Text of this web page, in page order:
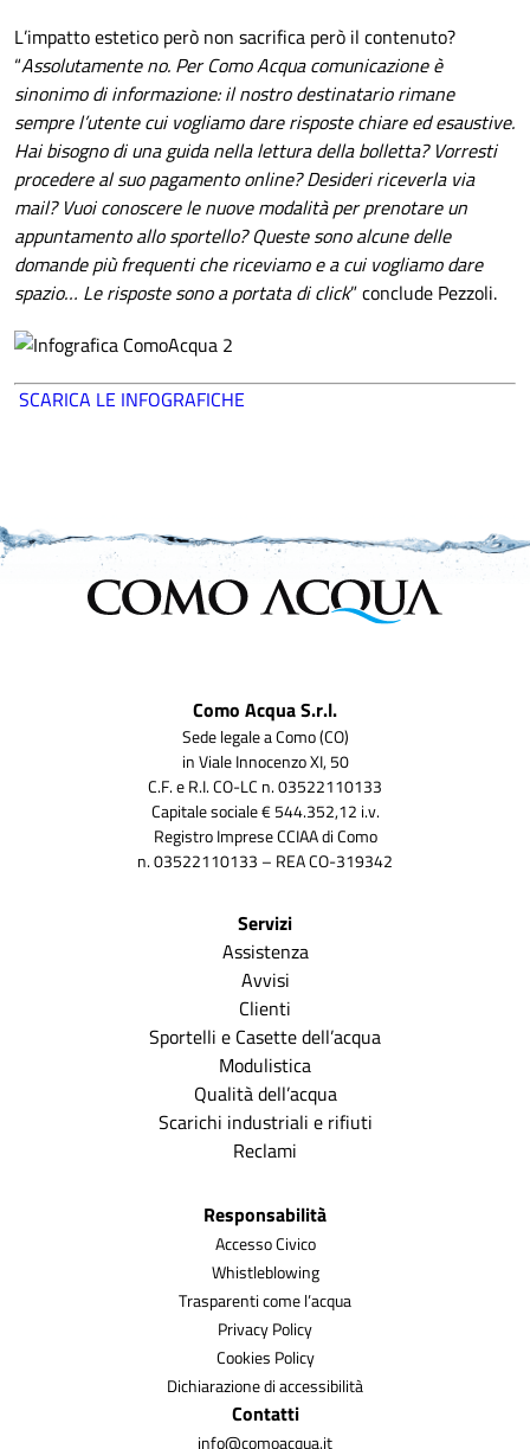
L’impatto estetico però non sacrifica però il contenuto?
“Assolutamente no. Per Como Acqua comunicazione è
sinonimo di informazione: il nostro destinatario rimane
sempre l’utente cui vogliamo dare risposte chiare ed esaustive.
Hai bisogno di una guida nella lettura della bolletta? Vorresti
procedere al suo pagamento online? Desideri riceverla via
mail? Vuoi conoscere le nuove modalità per prenotare un
appuntamento allo sportello? Queste sono alcune delle
domande più frequenti che riceviamo e a cui vogliamo dare
spazio… Le risposte sono a portata di click” conclude Pezzoli.
SCARICA LE INFOGRAFICHE
Como Acqua S.r.l.
Sede legale a Como (CO)
in Viale Innocenzo XI, 50
C.F. e R.I. CO-LC n. 03522110133
Capitale sociale € 544.352,12 i.v.
Registro Imprese CCIAA di Como
n. 03522110133 – REA CO-319342
Servizi
Assistenza
Avvisi
Clienti
Sportelli e Casette dell’acqua
Modulistica
Qualità dell’acqua
Scarichi industriali e rifiuti
Reclami
Responsabilità
Accesso Civico
Whistleblowing
Trasparenti come l’acqua
Privacy Policy
Cookies Policy
Dichiarazione di accessibilità
Contatti
info@comoacqua.it